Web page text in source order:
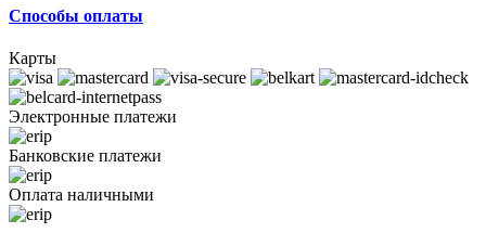
Способы оплаты
Карты
Электронные платежи
Банковские платежи
Оплата наличными